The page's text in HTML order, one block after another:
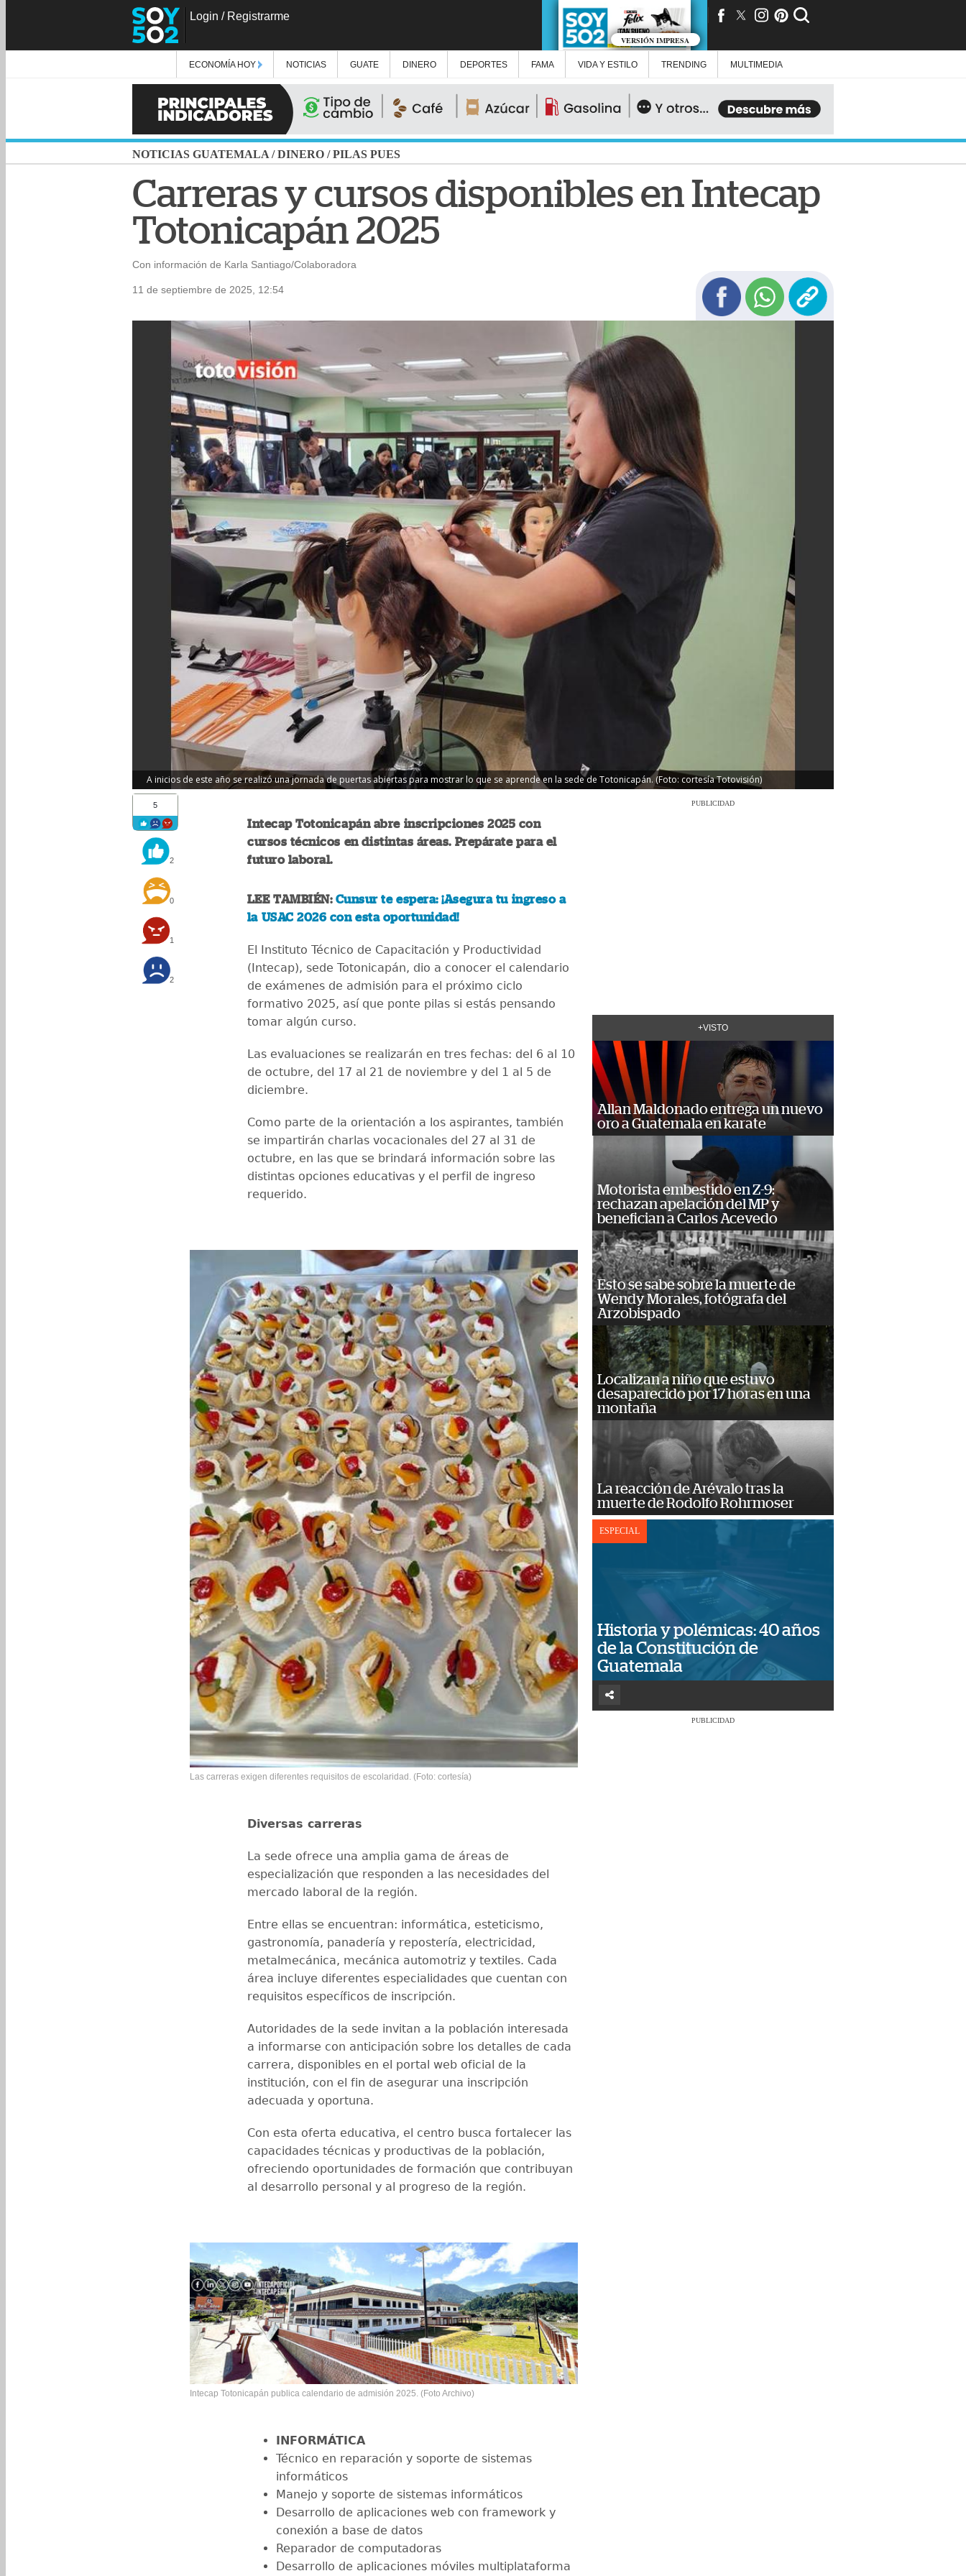
Login / Registrarme
VERSIÓN IMPRESA
ECONOMÍA HOY NOTICIAS GUATE DINERO DEPORTES FAMA VIDA Y ESTILO TRENDING MULTIMEDIA
NOTICIAS GUATEMALA /DINERO /PILAS PUES
Carreras y cursos disponibles en Intecap
Totonicapán 2025
Con información de Karla Santiago/Colaboradora
11 de septiembre de 2025, 12:54
A inicios de este año se realizó una jornada de puertas abiertas para mostrar lo que se aprende en la sede de Totonicapán. (Foto: cortesía Totovisión)
5
2
0
1
2
Intecap Totonicapán abre inscripciones 2025 con
cursos técnicos en distintas áreas. Prepárate para el
futuro laboral.
LEE TAMBIÉN: Cunsur te espera: ¡Asegura tu ingreso a
la USAC 2026 con esta oportunidad!
El Instituto Técnico de Capacitación y Productividad
(Intecap), sede Totonicapán, dio a conocer el calendario
de exámenes de admisión para el próximo ciclo
formativo 2025, así que ponte pilas si estás pensando
tomar algún curso.
Las evaluaciones se realizarán en tres fechas: del 6 al 10
de octubre, del 17 al 21 de noviembre y del 1 al 5 de
diciembre.
Como parte de la orientación a los aspirantes, también
se impartirán charlas vocacionales del 27 al 31 de
octubre, en las que se brindará información sobre las
distintas opciones educativas y el perfil de ingreso
requerido.
Las carreras exigen diferentes requisitos de escolaridad. (Foto: cortesía)
Diversas carreras
La sede ofrece una amplia gama de áreas de
especialización que responden a las necesidades del
mercado laboral de la región.
Entre ellas se encuentran: informática, esteticismo,
gastronomía, panadería y repostería, electricidad,
metalmecánica, mecánica automotriz y textiles. Cada
área incluye diferentes especialidades que cuentan con
requisitos específicos de inscripción.
Autoridades de la sede invitan a la población interesada
a informarse con anticipación sobre los detalles de cada
carrera, disponibles en el portal web oficial de la
institución, con el fin de asegurar una inscripción
adecuada y oportuna.
Con esta oferta educativa, el centro busca fortalecer las
capacidades técnicas y productivas de la población,
ofreciendo oportunidades de formación que contribuyan
al desarrollo personal y al progreso de la región.
Intecap Totonicapán publica calendario de admisión 2025. (Foto Archivo)
INFORMÁTICA
Técnico en reparación y soporte de sistemas
informáticos
Manejo y soporte de sistemas informáticos
Desarrollo de aplicaciones web con framework y
conexión a base de datos
Reparador de computadoras
Desarrollo de aplicaciones móviles multiplataforma
PUBLICIDAD
+VISTO
Allan Maldonado entrega un nuevo
oro a Guatemala en karate
Motorista embestido en Z-9:
rechazan apelación del MP y
benefician a Carlos Acevedo
Esto se sabe sobre la muerte de
Wendy Morales, fotógrafa del
Arzobispado
Localizan a niño que estuvo
desaparecido por 17 horas en una
montaña
La reacción de Arévalo tras la
muerte de Rodolfo Rohrmoser
ESPECIAL
Historia y polémicas: 40 años
de la Constitución de
Guatemala
PUBLICIDAD